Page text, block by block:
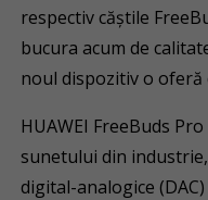
respectiv căștile
bucura acum de
noul dispozitiv o
HUAWEI FreeBuds
sunetului din
digital-analogice